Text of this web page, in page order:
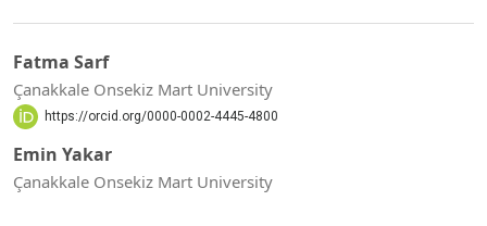
Fatma Sarf
Çanakkale Onsekiz Mart University
https://orcid.org/0000-0002-4445-4800
Emin Yakar
Çanakkale Onsekiz Mart University